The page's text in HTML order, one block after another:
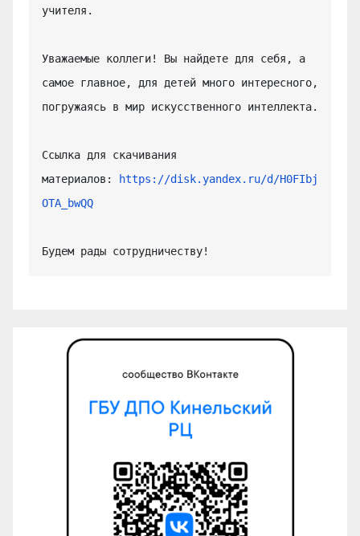
учителя.
Уважаемые коллеги! Вы найдете для себя, а
самое главное, для детей много интересного,
погружаясь в мир искусственного интеллекта.
Ссылка для скачивания
материалов:
https://disk.yandex.ru/d/H0FIbj
OTA_bwQQ
Будем рады сотрудничеству!